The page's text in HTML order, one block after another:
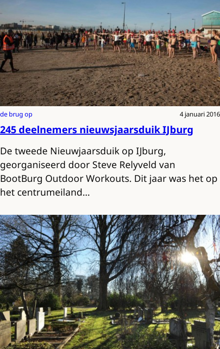
de brug op 4 januari 2016
245 deelnemers nieuwsjaarsduik IJburg
De tweede Nieuwjaarsduik op IJburg,
georganiseerd door Steve Relyveld van
BootBurg Outdoor Workouts. Dit jaar was het op
het centrumeiland…